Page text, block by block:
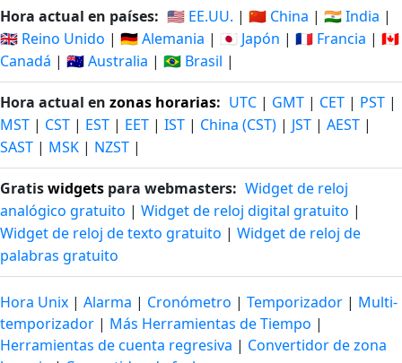
Hora actual en países: 🇺🇸 EE.UU. | 🇨🇳 China | 🇮🇳 India |
🇬🇧 Reino Unido | 🇩🇪 Alemania | 🇯🇵 Japón | 🇫🇷 Francia | 🇨🇦
Canadá | 🇦🇺 Australia | 🇧🇷 Brasil |
Hora actual en zonas horarias: UTC | GMT | CET | PST |
MST | CST | EST | EET | IST | China (CST) | JST | AEST |
SAST | MSK | NZST |
Gratiswidgets para webmasters: Widget de reloj
analógico gratuito | Widget de reloj digital gratuito |
Widget de reloj de texto gratuito | Widget de reloj de
palabras gratuito
Hora Unix | Alarma | Cronómetro | Temporizador | Multi-
temporizador | Más Herramientas de Tiempo |
Herramientas de cuenta regresiva | Convertidor de zona